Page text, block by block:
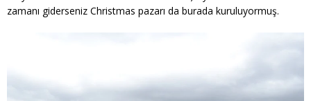
zamanı giderseniz Christmas pazarı da burada kuruluyormuş.